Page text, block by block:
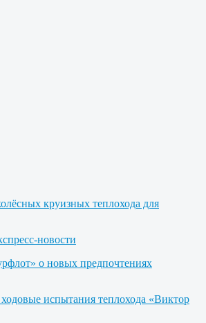
круизных теплохода для
новости
о новых предпочтениях
испытания теплохода «Виктор